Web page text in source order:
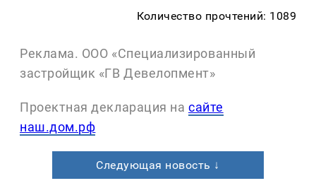
Количество прочтений: 1089
Реклама. ООО «Специализированный
застройщик «ГВ Девелопмент»
Проектная декларация на сайте
наш.дом.рф
Следующая новость ↓